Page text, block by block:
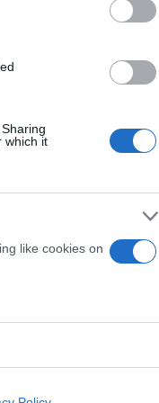
which it
like cookies on
ταχύτητας προς τα
χανόταν.